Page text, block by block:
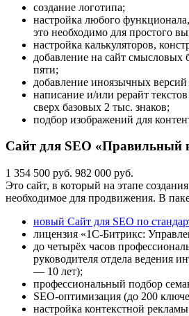
создание логотипа;
настройка любого
это необходимо для простого
настройка калькуляторов,
добавление на сайт смысловых
пяти;
добавление иноязычных версий
написание и/или рерайт
сверх базовых 2 тыс. знаков;
подбор изображений для
Сайт для SEO «Правильный
1 354 500 руб. 982 000 руб.
Это сайт, в который на этапе
необходимое для продвижения. В
новый Сайт для SEO по
лицензия «1С-Битрикс:
до четырёх часов
руководителя отдела ведения
— 10 лет);
профессиональный подбор
SEO-оптимизация (до 200
настройка контекстной